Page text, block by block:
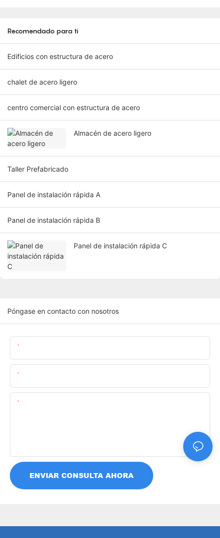
Recomendado para ti
Edificios con estructura de acero
chalet de acero ligero
centro comercial con estructura de acero
Almacén de acero ligero
Taller Prefabricado
Panel de instalación rápida A
Panel de instalación rápida B
Panel de instalación rápida C
Póngase en contacto con nosotros
ENVIAR CONSULTA AHORA